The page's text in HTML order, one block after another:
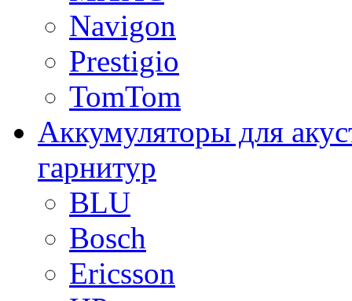
Navigon
Prestigio
TomTom
Аккумуляторы для
гарнитур
BLU
Bosch
Ericsson